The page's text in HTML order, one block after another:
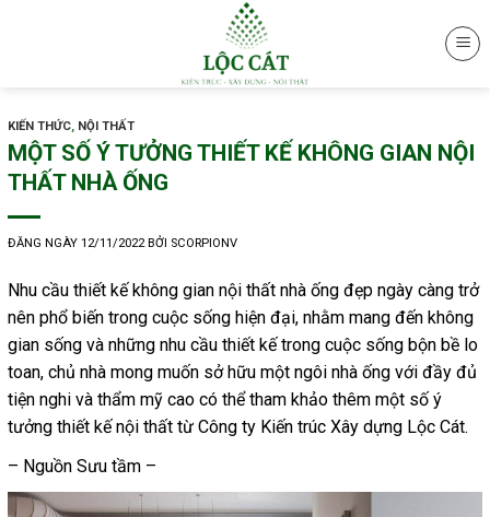
KIẾN THỨC, NỘI THẤT
MỘT SỐ Ý TƯỞNG THIẾT KẾ KHÔNG GIAN NỘI
THẤT NHÀ ỐNG
ĐĂNG NGÀY 12/11/2022 BỞI SCORPIONV
Nhu cầu thiết kế không gian nội thất nhà ống đẹp ngày càng trở
nên phổ biến trong cuộc sống hiện đại, nhằm mang đến không
gian sống và những nhu cầu thiết kế trong cuộc sống bộn bề lo
toan, chủ nhà mong muốn sở hữu một ngôi nhà ống với đầy đủ
tiện nghi và thẩm mỹ cao có thể tham khảo thêm một số ý
tưởng thiết kế nội thất từ Công ty Kiến trúc Xây dựng Lộc Cát.
– Nguồn Sưu tầm –